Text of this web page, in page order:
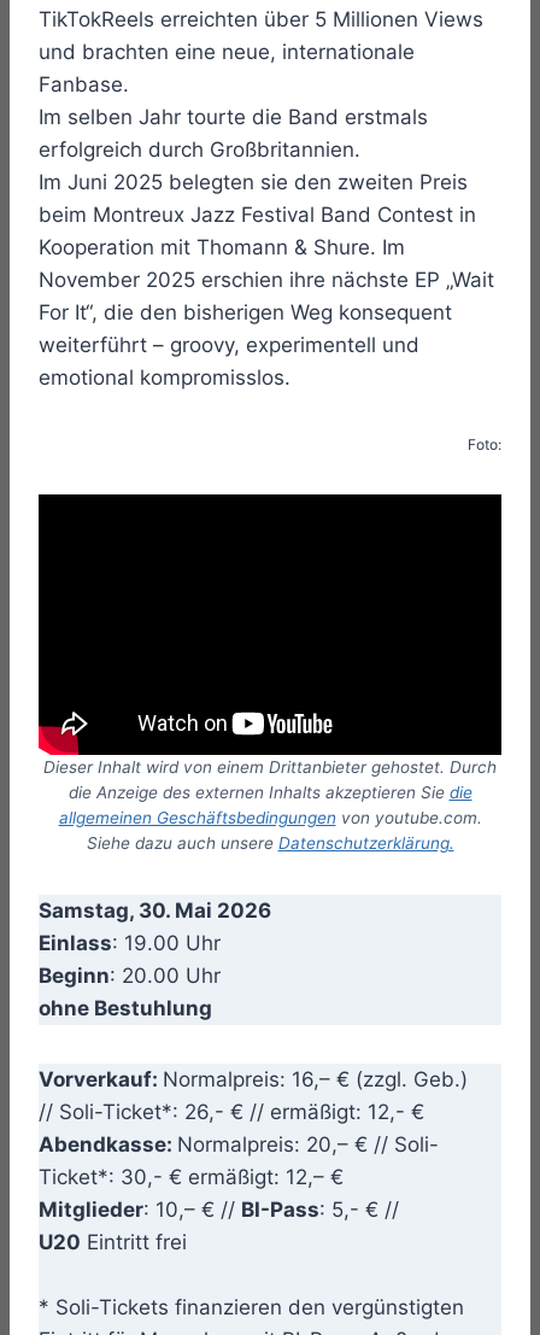
TikTokReels erreichten über 5 Millionen Views
und brachten eine neue, internationale
Fanbase.
Im selben Jahr tourte die Band erstmals
erfolgreich durch Großbritannien.
Im Juni 2025 belegten sie den zweiten Preis
beim Montreux Jazz Festival Band Contest in
Kooperation mit Thomann & Shure. Im
November 2025 erschien ihre nächste EP „Wait
For It“, die den bisherigen Weg konsequent
weiterführt – groovy, experimentell und
emotional kompromisslos.
Foto:
Dieser Inhalt wird von einem Drittanbieter gehostet. Durch
die Anzeige des externen Inhalts akzeptieren Sie die
allgemeinen Geschäftsbedingungen von youtube.com.
Siehe dazu auch unsere Datenschutzerklärung.
Samstag, 30. Mai 2026
Einlass: 19.00 Uhr
Beginn: 20.00 Uhr
ohne Bestuhlung
Vorverkauf: Normalpreis: 16,– € (zzgl. Geb.)
// Soli-Ticket*: 26,- € // ermäßigt: 12,- €
Abendkasse: Normalpreis: 20,– € // Soli-
Ticket*: 30,- € ermäßigt: 12,– €
Mitglieder: 10,– € // BI-Pass: 5,- € //
U20 Eintritt frei
* Soli-Tickets finanzieren den vergünstigten